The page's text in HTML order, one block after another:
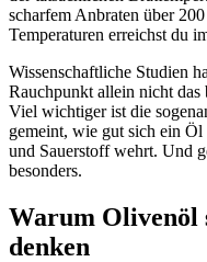
scharfem Anbraten über
Temperaturen erreichst du
Wissenschaftliche Studien
Rauchpunkt allein nicht das
Viel wichtiger ist die
gemeint, wie gut sich ein
und Sauerstoff wehrt. Und
besonders.
Warum Olivenöl
denken